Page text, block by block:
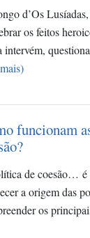
d’Os
os feitos
intervém,
funcionam
de coesão… é
a origem das
os